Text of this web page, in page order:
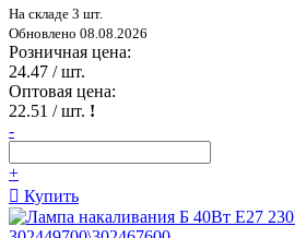
На складе 3 шт.
Обновлено 08.08.2026
Розничная цена:
24.47 / шт.
Оптовая цена:
22.51 / шт. !
-
+
Купить